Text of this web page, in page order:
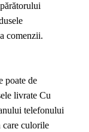
comenzii.
poate de
livrate Cu
telefonului
care culorile